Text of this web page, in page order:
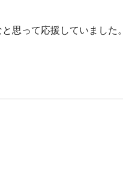
思って応援していました。